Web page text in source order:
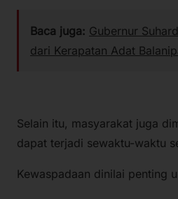
Baca juga: Gubernur
dari Kerapatan Adat
Selain itu, masyarakat juga
dapat terjadi sewaktu-waktu
Kewaspadaan dinilai penting